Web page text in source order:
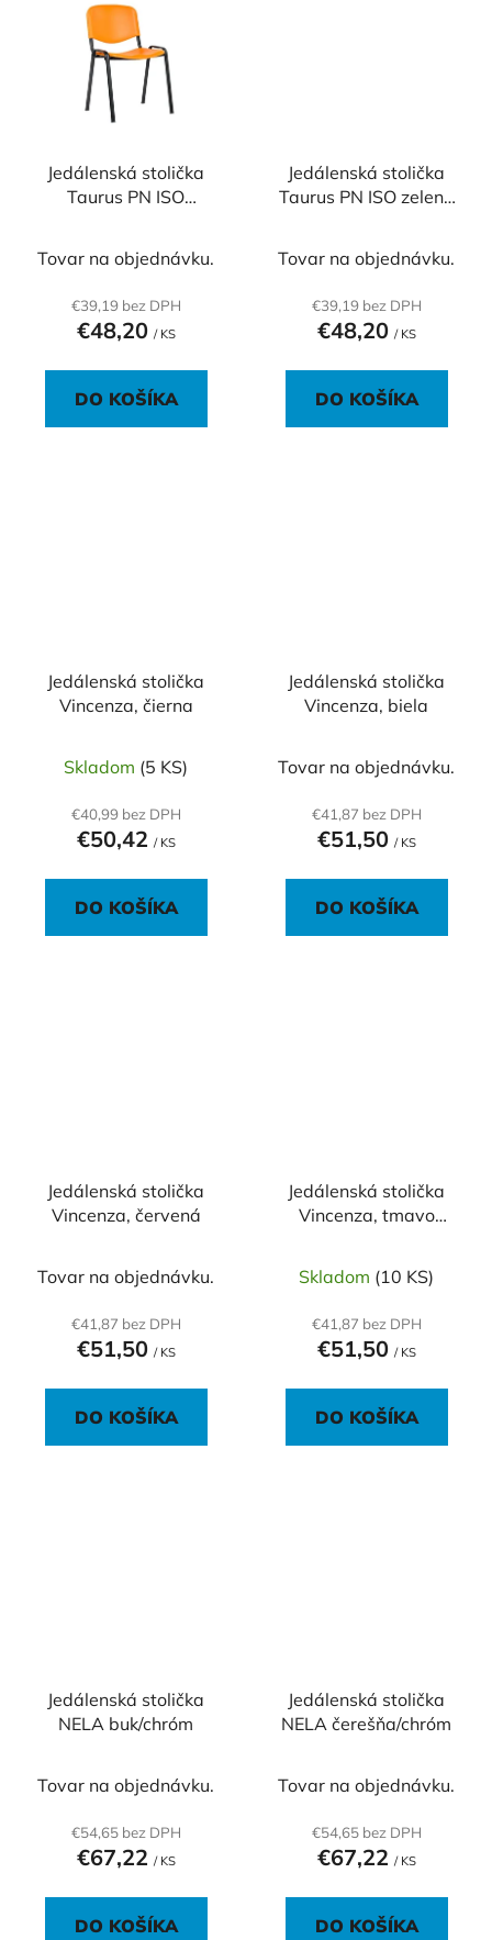
Jedálenská stolička
Taurus PN ISO
Tovar na objednávku.
€39,19 bez DPH
€48,20 / KS
DO KOŠÍKA
Jedálenská stolička
Taurus PN ISO zelená
Tovar na objednávku.
€39,19 bez DPH
€48,20 / KS
DO KOŠÍKA
Jedálenská stolička
Vincenza, čierna
Skladom (5 KS)
€40,99 bez DPH
€50,42 / KS
DO KOŠÍKA
Jedálenská stolička
Vincenza, biela
Tovar na objednávku.
€41,87 bez DPH
€51,50 / KS
DO KOŠÍKA
Jedálenská stolička
Vincenza, červená
Tovar na objednávku.
€41,87 bez DPH
€51,50 / KS
DO KOŠÍKA
Jedálenská stolička
Vincenza, tmavo
Skladom (10 KS)
€41,87 bez DPH
€51,50 / KS
DO KOŠÍKA
Jedálenská stolička
NELA buk/chróm
Tovar na objednávku.
€54,65 bez DPH
€67,22 / KS
DO KOŠÍKA
Jedálenská stolička
NELA čerešňa/chróm
Tovar na objednávku.
€54,65 bez DPH
€67,22 / KS
DO KOŠÍKA